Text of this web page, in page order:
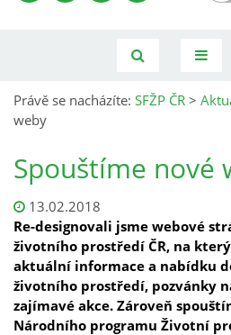
Právě se nacházíte: SFŽP ČR >
weby
Spouštíme nové
13.02.2018
Re-designovali jsme webové
životního prostředí ČR, na
aktuální informace a nabídku
životního prostředí, pozvánky
zajímavé akce. Zároveň
Národního programu Životní